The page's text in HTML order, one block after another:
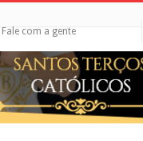
Fale com a gente